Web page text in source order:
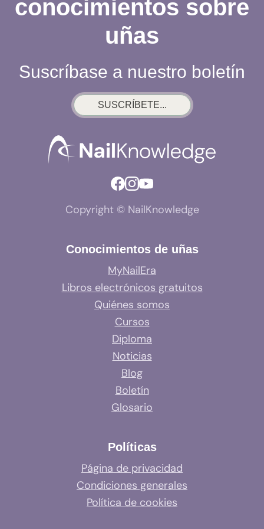
conocimientos sobre
uñas
Suscríbase a nuestro boletín
SUSCRÍBETE...
Copyright © NailKnowledge
Conocimientos de uñas
MyNailEra
Libros electrónicos gratuitos
Quiénes somos
Cursos
Diploma
Noticias
Blog
Boletín
Glosario
Políticas
Página de privacidad
Condiciones generales
Política de cookies